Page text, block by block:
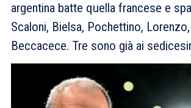
argentina batte quella francese e
Scaloni, Bielsa, Pochettino,
Beccacece. Tre sono già ai